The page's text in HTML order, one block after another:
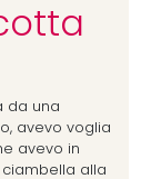
da una
avevo voglia
avevo in
alla